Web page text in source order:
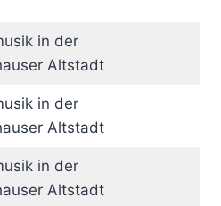
in der
Altstadt
in der
Altstadt
in der
Altstadt